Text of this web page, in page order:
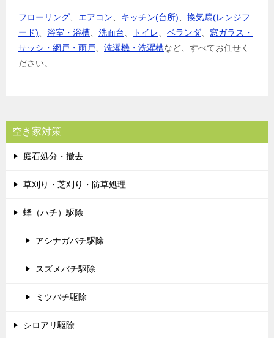
フローリング エアコン キッチン(台所)
換気扇(レンジフ
ード)
浴室・浴槽 洗面台 トイレ ベランダ
窓ガラス・
サッシ・網戸・雨戸
洗濯機・洗濯槽など、すべてお任せく
ださい。
空き家対策
庭石処分・撤去
草刈り・芝刈り・防草処理
蜂（ハチ）駆除
アシナガバチ駆除
スズメバチ駆除
ミツバチ駆除
シロアリ駆除